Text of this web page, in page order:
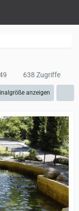
638 Zugriffe
anzeigen